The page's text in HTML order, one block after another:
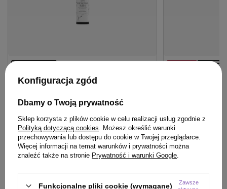
Odżywka WS Academy Wiosenna Aura
spłukiwania 150 ml
29,99 zł / szt.
(19,99 zł / 100ml)
29.99pktpunktów
(8,20 zł / 100ml)
41
Najniższa cena
wprowadzeniem
Cena katalogowa:
Konfiguracja zgód
Dbamy o Twoją prywatność
Sklep korzysta z plików cookie w celu realizacji usług zgodnie z
Polityką dotyczącą cookies . Możesz określić warunki
przechowywania lub dostępu do cookie w Twojej przeglądarce.
Więcej informacji na temat warunków i prywatności można
znaleźć także na stronie Prywatność i warunki Google
Funkcjonalne pliki cookie (wymagane)
Zawsze